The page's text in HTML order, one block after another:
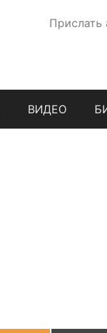
Прислать
ВИДЕО